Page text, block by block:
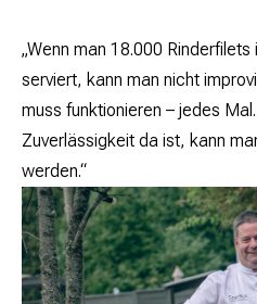
„Wenn man 18.000
serviert, kann man nicht
muss funktionieren – jedes
Zuverlässigkeit da ist, kann
werden.“